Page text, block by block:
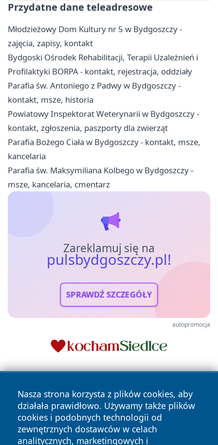
Przydatne dane teleadresowe
Młodzieżowy Dom Kultury nr 5 w Bydgoszczy -
zajęcia, zapisy, kontakt
Bydgoski Ośrodek Rehabilitacji, Terapii Uzależnień i
Profilaktyki BORPA - kontakt, rejestracja, oddziały
Parafia św. Antoniego z Padwy w Bydgoszczy -
kontakt, msze, historia
Powiatowy Inspektorat Weterynarii w Bydgoszczy -
kontakt, zgłoszenia, paszporty dla zwierząt
Parafia Bożego Ciała w Bydgoszczy - kontakt, msze,
kancelaria
Parafia św. Maksymiliana Kolbego w Bydgoszczy -
msze, kancelaria, cmentarz
Zareklamuj się na
pulsbydgoszczy.pl!
SPRAWDŹ SZCZEGÓŁY
autopromocja
Nasza strona korzysta z plików cookies, aby
działała prawidłowo. Używamy także plików
cookies i podobnych technologii od
zewnętrznych dostawców w celach
analitycznych, marketingowych i
Copyright © 2026 pulsbydgoszczy.pl Wszystkie prawa
zastrzeżone.